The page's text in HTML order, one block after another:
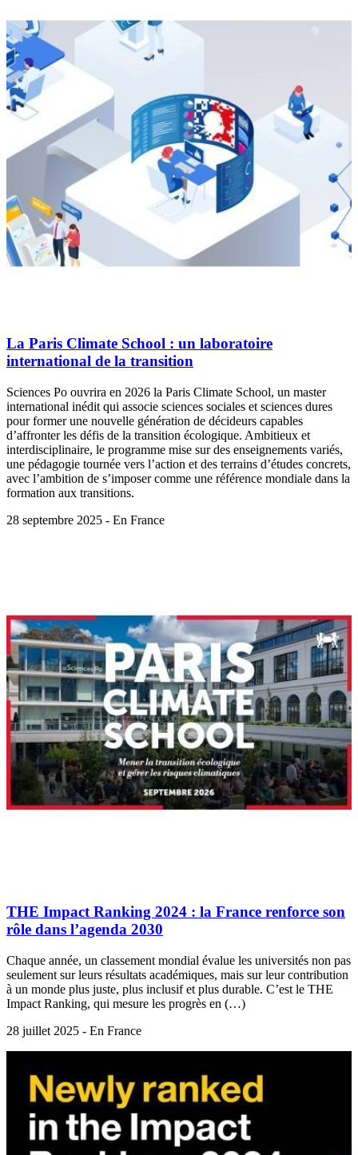
La Paris Climate School : un laboratoire
international de la transition
Sciences Po ouvrira en 2026 la Paris Climate School, un master
international inédit qui associe sciences sociales et sciences dures
pour former une nouvelle génération de décideurs capables
d’affronter les défis de la transition écologique. Ambitieux et
interdisciplinaire, le programme mise sur des enseignements variés,
une pédagogie tournée vers l’action et des terrains d’études concrets,
avec l’ambition de s’imposer comme une référence mondiale dans la
formation aux transitions.
28 septembre 2025 - En France
THE Impact Ranking 2024 : la France renforce son
rôle dans l’agenda 2030
Chaque année, un classement mondial évalue les universités non pas
seulement sur leurs résultats académiques, mais sur leur contribution
à un monde plus juste, plus inclusif et plus durable. C’est le THE
Impact Ranking, qui mesure les progrès en (…)
28 juillet 2025 - En France